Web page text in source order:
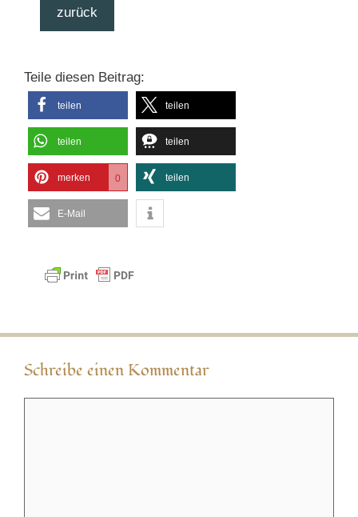
zurück
Teile diesen Beitrag:
teilen teilen
teilen teilen
merken 0 teilen
E-Mail
Schreibe einen Kommentar